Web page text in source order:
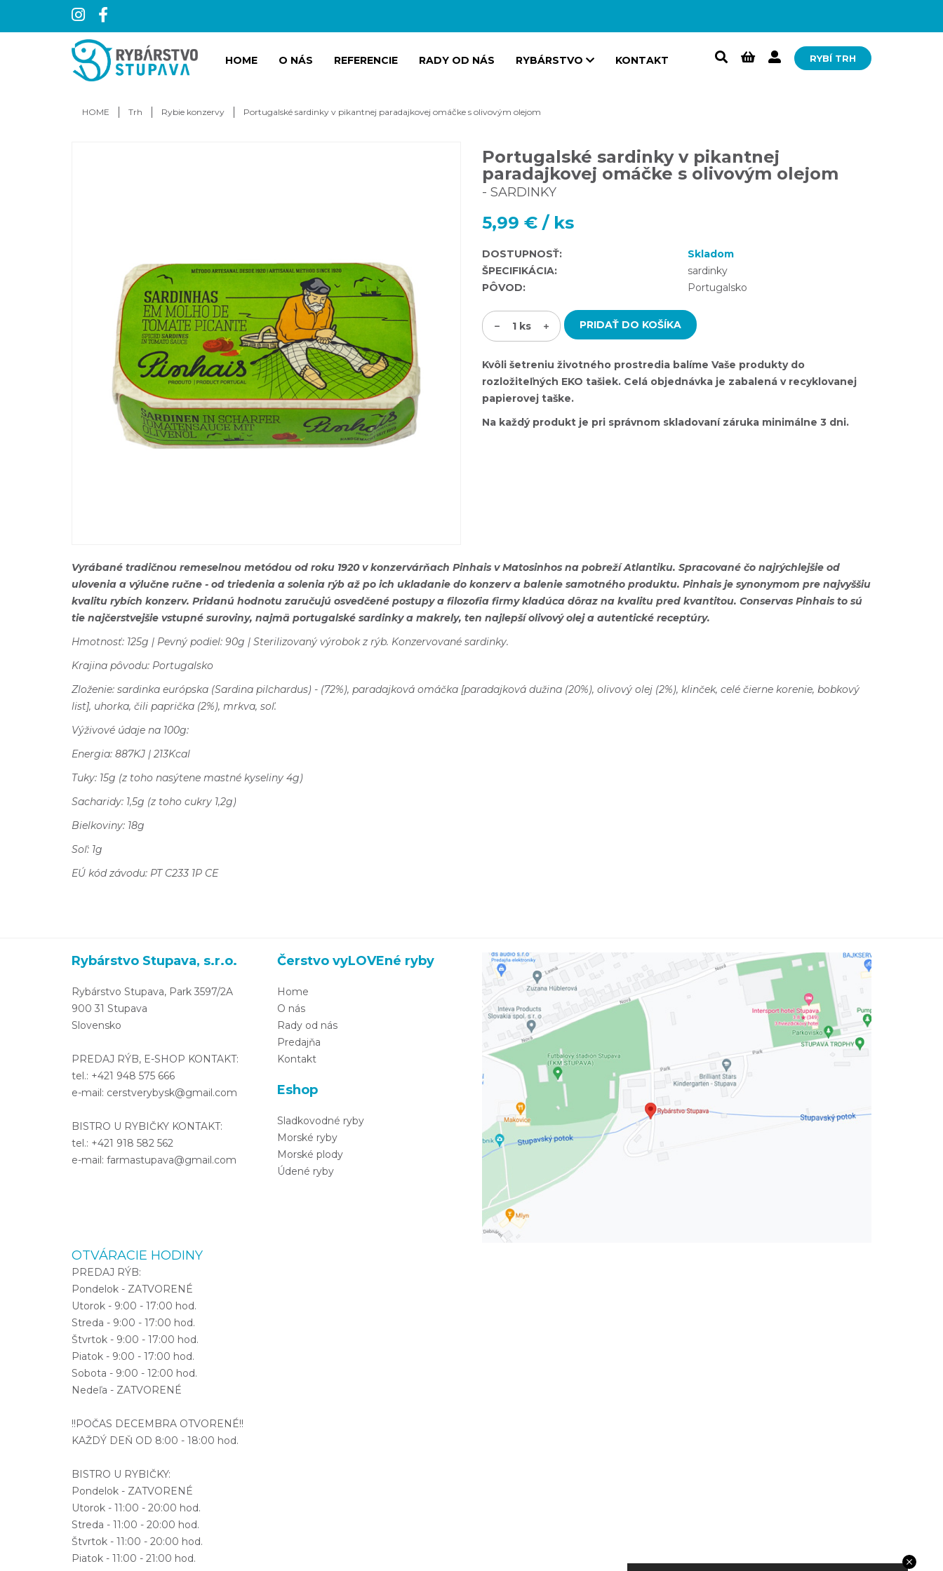
HOME O NÁS REFERENCIE RADY OD NÁS RYBÁRSTVO KONTAKT RYBÍ TRH
HOME Trh Rybie konzervy Portugalské sardinky v pikantnej paradajkovej omáčke s olivovým olejom
Portugalské sardinky v pikantnej
paradajkovej omáčke s olivovým olejom
- SARDINKY
5,99 € / ks
DOSTUPNOSŤ:
Skladom
ŠPECIFIKÁCIA:
sardinky
PÔVOD:
Portugalsko
1ks PRIDAŤ DO KOŠÍKA
Kvôli šetreniu životného prostredia balíme Vaše produkty do
rozložiteľných EKO tašiek. Celá objednávka je zabalená v recyklovanej
papierovej taške.
Na každý produkt je pri správnom skladovaní záruka minimálne 3 dni.
Vyrábané tradičnou remeselnou metódou od roku 1920 v konzervárňach Pinhais v Matosinhos na pobreží Atlantiku. Spracované čo najrýchlejšie od
ulovenia a výlučne ručne - od triedenia a solenia rýb až po ich ukladanie do konzerv a balenie samotného produktu. Pinhais je synonymom pre najvyššiu
kvalitu rybích konzerv. Pridanú hodnotu zaručujú osvedčené postupy a filozofia firmy kladúca dôraz na kvalitu pred kvantitou. Conservas Pinhais to sú
tie najčerstvejšie vstupné suroviny, najmä portugalské sardinky a makrely, ten najlepší olivový olej a autentické receptúry.
Hmotnosť: 125g | Pevný podiel: 90g | Sterilizovaný výrobok z rýb. Konzervované sardinky.
Krajina pôvodu: Portugalsko
Zloženie: sardinka európska (Sardina pilchardus) - (72%), paradajková omáčka [paradajková dužina (20%), olivový olej (2%), klinček, celé čierne korenie, bobkový
list], uhorka, čili paprička (2%), mrkva, soľ.
Výživové údaje na 100g:
Energia: 887KJ | 213Kcal
Tuky: 15g (z toho nasýtene mastné kyseliny 4g)
Sacharidy: 1,5g (z toho cukry 1,2g)
Bielkoviny: 18g
Soľ: 1g
EÚ kód závodu: PT C233 1P CE
Rybárstvo Stupava, s.r.o.
Rybárstvo Stupava, Park 3597/2A
900 31 Stupava
Slovensko
PREDAJ RÝB, E-SHOP KONTAKT:
tel.: +421 948 575 666
e-mail: cerstverybysk@gmail.com
BISTRO U RYBIČKY KONTAKT:
tel.: +421 918 582 562
e-mail: farmastupava@gmail.com
OTVÁRACIE HODINY
PREDAJ RÝB:
Pondelok - ZATVORENÉ
Utorok - 9:00 - 17:00 hod.
Streda - 9:00 - 17:00 hod.
Štvrtok - 9:00 - 17:00 hod.
Piatok - 9:00 - 17:00 hod.
Sobota - 9:00 - 12:00 hod.
Nedeľa - ZATVORENÉ
!!POČAS DECEMBRA OTVORENÉ!!
KAŽDÝ DEŇ OD 8:00 - 18:00 hod.
BISTRO U RYBIČKY:
Pondelok - ZATVORENÉ
Utorok - 11:00 - 20:00 hod.
Streda - 11:00 - 20:00 hod.
Štvrtok - 11:00 - 20:00 hod.
Piatok - 11:00 - 21:00 hod.
Čerstvo vyLOVEné ryby
Home
O nás
Rady od nás
Predajňa
Kontakt
Eshop
Sladkovodné ryby
Morské ryby
Morské plody
Údené ryby